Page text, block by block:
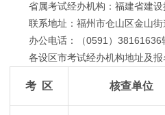
省属考试经办机构：福建省建设
联系地址：福州市仓山区金山街
办公电话：（0591）38161636
各设区市考试经办机构地址及报
考 区 核查单位